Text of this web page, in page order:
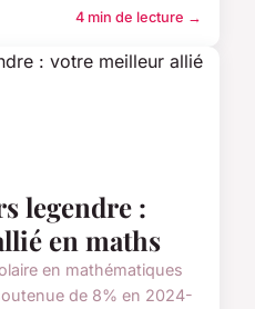
4 min de lecture →
legendre :
en maths
en mathématiques
de 8% en 2024-